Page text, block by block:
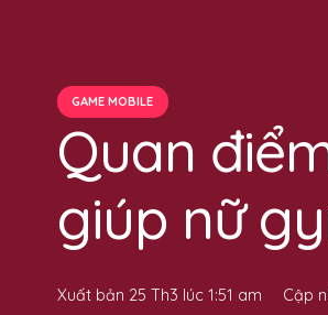
GAME MOBILE
Quan
giúp nữ
Xuất bản 25 Th3 lúc 1:51 am Cập